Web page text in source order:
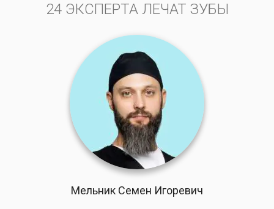
24 ЭКСПЕРТА ЛЕЧАТ ЗУБЫ
Мельник Семен Игоревич